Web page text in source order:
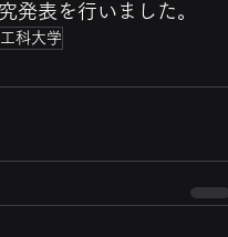
発表を行いました。
科大学